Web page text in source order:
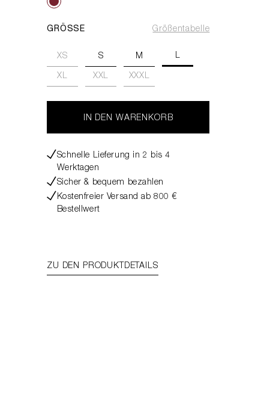
GRÖSSE Größentabelle
XS S M L
XL XXL XXXL
IN DEN WARENKORB
Schnelle Lieferung in 2 bis 4
Werktagen
Sicher & bequem bezahlen
Kostenfreier Versand ab 800 €
Bestellwert
ZU DEN PRODUKTDETAILS